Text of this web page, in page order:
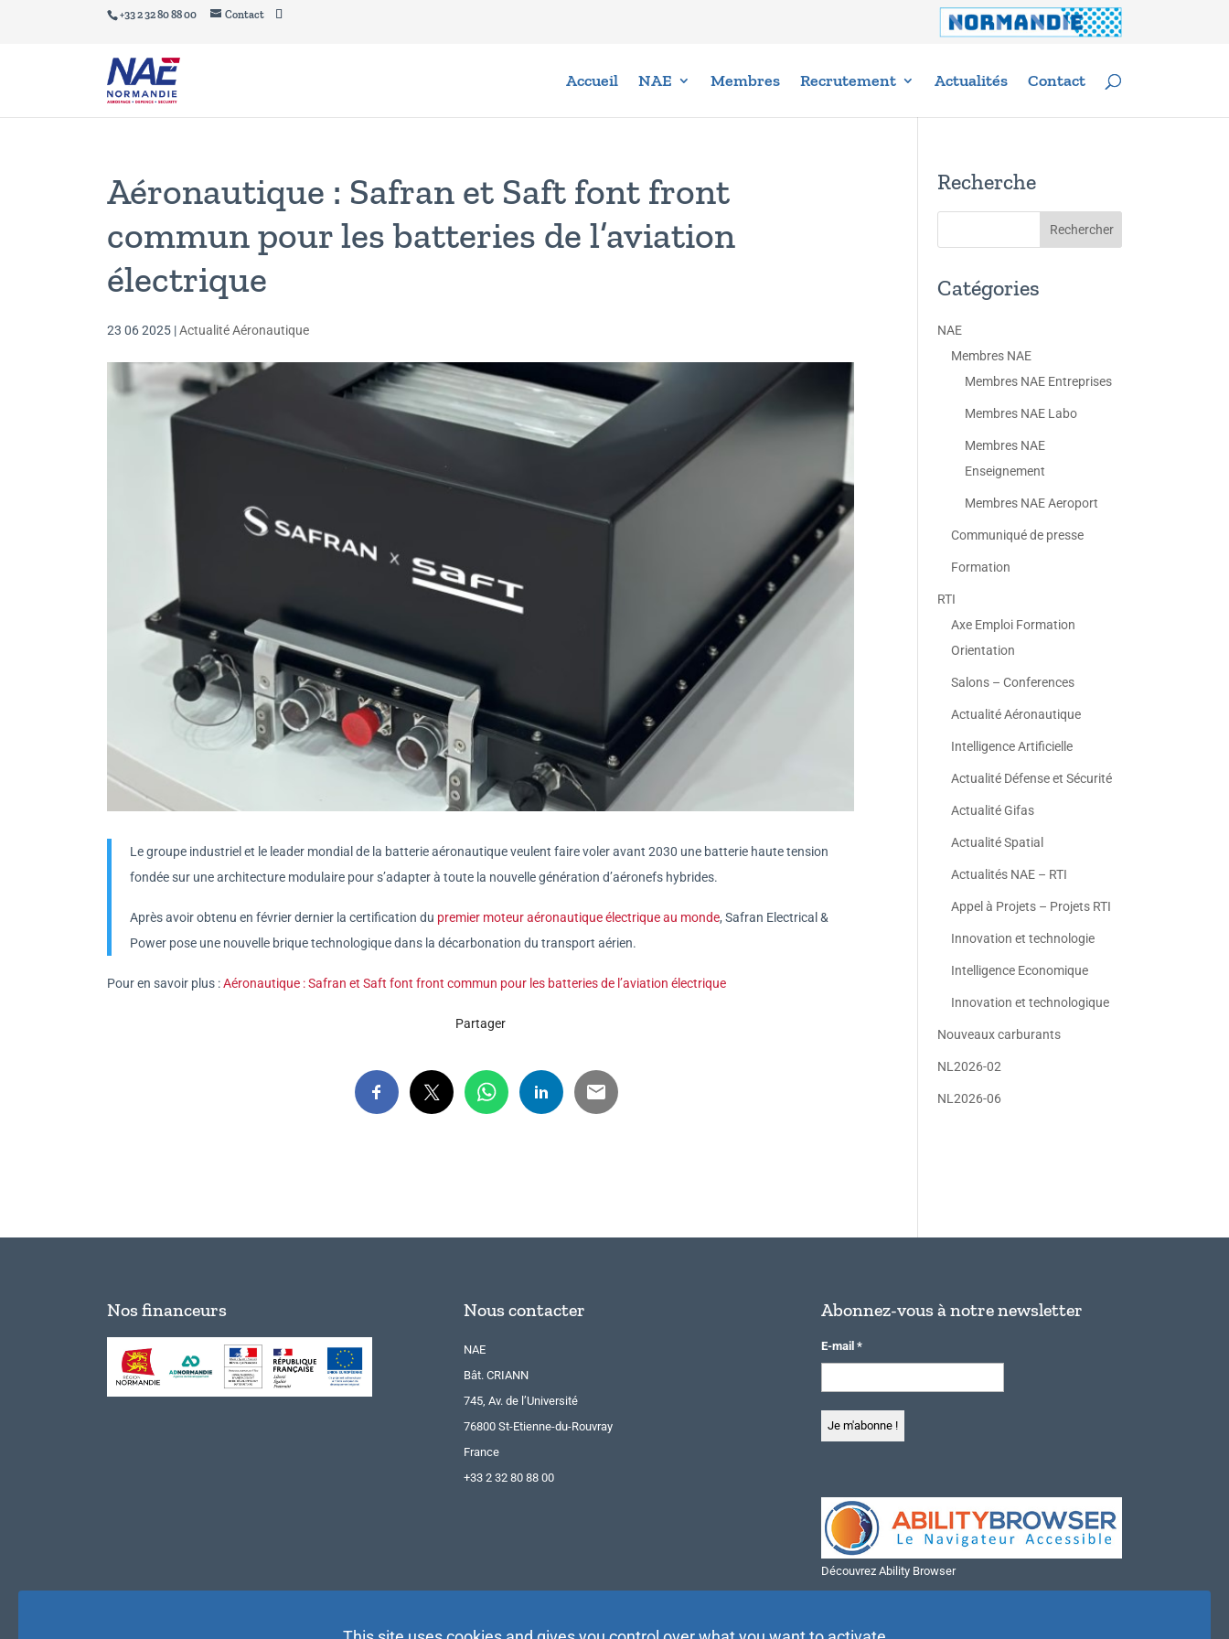
+33 2 32 80 88 00 Contact
Accueil NAE Membres Recrutement Actualités Contact
Aéronautique : Safran et Saft font front
commun pour les batteries de l’aviation
électrique
23 06 2025 |Actualité Aéronautique
Le groupe industriel et le leader mondial de la batterie aéronautique veulent faire voler avant 2030 une batterie haute tension
fondée sur une architecture modulaire pour s’adapter à toute la nouvelle génération d’aéronefs hybrides.
Après avoir obtenu en février dernier la certification du premier moteur aéronautique électrique au monde, Safran Electrical &
Power pose une nouvelle brique technologique dans la décarbonation du transport aérien.
Pour en savoir plus :Aéronautique : Safran et Saft font front commun pour les batteries de l’aviation électrique
Partager
Recherche
Catégories
NAE
Membres NAE
Membres NAE Entreprises
Membres NAE Labo
Membres NAE
Enseignement
Membres NAE Aeroport
Communiqué de presse
Formation
RTI
Axe Emploi Formation
Orientation
Salons – Conferences
Actualité Aéronautique
Intelligence Artificielle
Actualité Défense et Sécurité
Actualité Gifas
Actualité Spatial
Actualités NAE – RTI
Appel à Projets – Projets RTI
Innovation et technologie
Intelligence Economique
Innovation et technologique
Nouveaux carburants
NL2026-02
NL2026-06
Nos financeurs Nous contacter
NAE
Bât. CRIANN
745, Av. de l’Université
76800 St-Etienne-du-Rouvray
France
+33 2 32 80 88 00
Abonnez-vous à notre newsletter
E-mail *
Découvrez Ability Browser